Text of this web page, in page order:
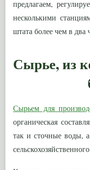
предлагаем,
несколькими
штата более чем в два
Сырье, из
Сырьем для
органическая
так и сточные воды,